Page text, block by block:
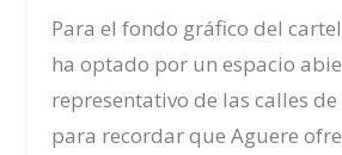
Para el fondo gráfico del
ha optado por un espacio
representativo de las calles de
para recordar que Aguere